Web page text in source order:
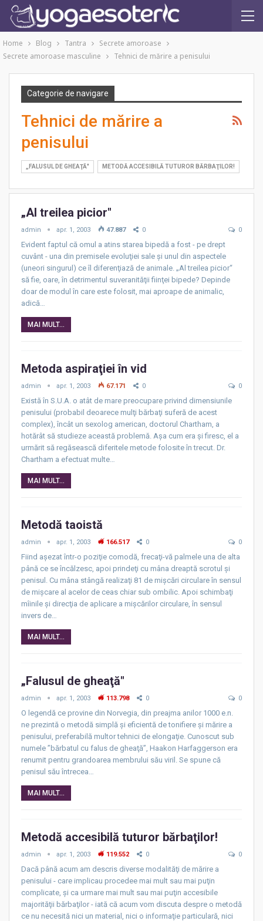
Home Blog Tantra
Secrete amoroase
Secrete amoroase masculine
Tehnici de mărire a penisului
Categorie de navigare
Tehnici de mărire a
penisului
„FALUSUL DE GHEAŢĂ″ METODĂ ACCESIBILĂ TUTUROR BĂRBAŢILOR!
„Al treilea picior″
admin apr. 1, 2003 47.887 0 0
Evident faptul că omul a atins starea bipedă a fost - pe drept
cuvânt - una din premisele evoluţiei sale şi unul din aspectele
(uneori singurul) ce îl diferenţiază de animale. „Al treilea picior“
să fie, oare, în detrimentul suveranităţii fiinţei bipede? Depinde
doar de modul în care este folosit, mai aproape de animalic,
adică…
MAI MULT...
Metoda aspiraţiei în vid
admin apr. 1, 2003 67.171 0 0
Există în S.U.A. o atât de mare preocupare privind dimensiunile
penisului (probabil deoarece mulţi bărbaţi suferă de acest
complex), încât un sexolog american, doctorul Chartham, a
hotărât să studieze această problemă. Aşa cum era şi firesc, el a
urmărit să regăsească diferitele metode folosite în trecut. Dr.
Chartham a efectuat multe…
MAI MULT...
Metodă taoistă
admin apr. 1, 2003 166.517 0 0
Fiind aşezat într-o poziţie comodă, frecaţi-vă palmele una de alta
până ce se încălzesc, apoi prindeţi cu mâna dreaptă scrotul şi
penisul. Cu mâna stângă realizaţi 81 de mişcări circulare în sensul
de mişcare al acelor de ceas chiar sub ombilic. Apoi schimbaţi
mîinile şi direcţia de aplicare a mişcărilor circulare, în sensul
invers de…
MAI MULT...
„Falusul de gheaţă″
admin apr. 1, 2003 113.798 0 0
O legendă ce provine din Norvegia, din preajma anilor 1000 e.n.
ne prezintă o metodă simplă şi eficientă de tonifiere şi mărire a
penisului, preferabilă multor tehnici de elongaţie. Cunoscut sub
numele ”bărbatul cu falus de gheaţă”, Haakon Harfaggerson era
renumit pentru grandoarea membrului său viril. Se spune că
penisul său întrecea…
MAI MULT...
Metodă accesibilă tuturor bărbaţilor!
admin apr. 1, 2003 119.552 0 0
Dacă până acum am descris diverse modalităţi de mărire a
penisului - care implicau procedee mai mult sau mai puţin
complicate, şi ca urmare mai mult sau mai puţin accesibile
majorităţii bărbaţilor - iată că acum vom discuta despre o metodă
ce nu necesită nici un material, nici o informaţie particulară, nici